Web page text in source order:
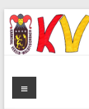
Zum
Inhalt
springen
Karneval
Menü